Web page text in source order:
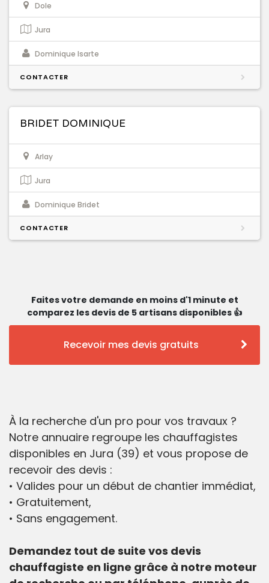
Dole
Jura
Dominique Isarte
CONTACTER
BRIDET DOMINIQUE
Arlay
Jura
Dominique Bridet
CONTACTER
Faites votre demande en moins d'1 minute et
comparez les devis de 5 artisans disponibles 👍
Recevoir mes devis gratuits
À la recherche d'un pro pour vos travaux ?
Notre annuaire regroupe les chauffagistes
disponibles en Jura (39) et vous propose de
recevoir des devis :
• Valides pour un début de chantier immédiat,
• Gratuitement,
• Sans engagement.
Demandez tout de suite vos devis
chauffagiste en ligne grâce à notre moteur